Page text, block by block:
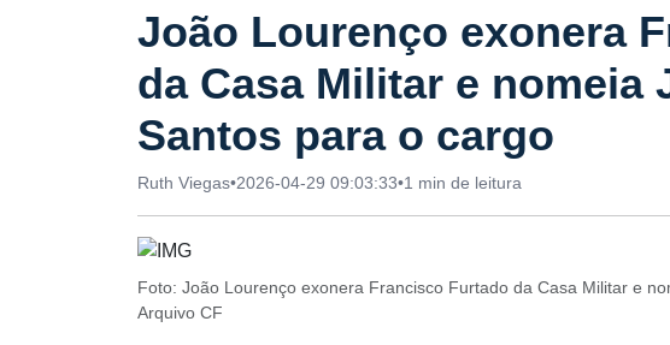
João Lourenço exonera
da Casa Militar e nomeia
Santos para o cargo
Ruth Viegas•2026-04-29 09:03:33•1 min de leitura
Foto: João Lourenço exonera Francisco Furtado da Casa Militar e
Arquivo CF